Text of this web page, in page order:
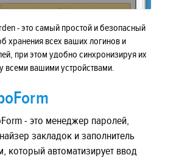
- это самый простой и безопасный
хранения всех ваших логинов и
при этом удобно синхронизируя их
всеми вашими устройствами.
- это менеджер паролей,
закладок и заполнитель
который автоматизирует ввод